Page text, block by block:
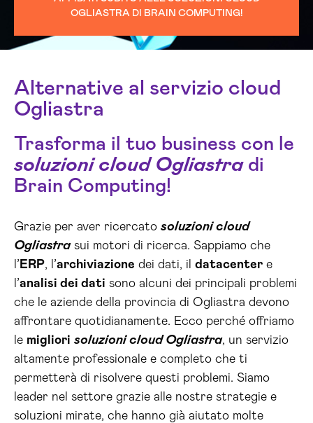
OGLIASTRA DI BRAIN COMPUTING!
Alternative al servizio cloud
Ogliastra
Trasforma il tuo business con le
soluzioni cloud Ogliastradi
Brain Computing!
Grazie per aver ricercato soluzioni cloud
Ogliastrasui motori di ricerca. Sappiamo che
l’ ERP, l’archiviazione dei dati, il datacenter e
l’analisi dei dati sono alcuni dei principali problemi
che le aziende della provincia di Ogliastra devono
affrontare quotidianamente. Ecco perché offriamo
le migliori soluzioni cloud Ogliastra, un servizio
altamente professionale e completo che ti
permetterà di risolvere questi problemi. Siamo
leader nel settore grazie alle nostre strategie e
soluzioni mirate, che hanno già aiutato molte